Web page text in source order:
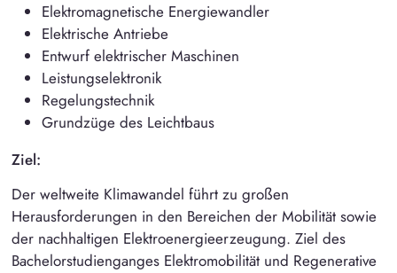
Elektromagnetische Energiewandler
Elektrische Antriebe
Entwurf elektrischer Maschinen
Leistungselektronik
Regelungstechnik
Grundzüge des Leichtbaus
Ziel:
Der weltweite Klimawandel führt zu großen
Herausforderungen in den Bereichen der Mobilität sowie
der nachhaltigen Elektroenergieerzeugung. Ziel des
Bachelorstudienganges Elektromobilität und Regenerative